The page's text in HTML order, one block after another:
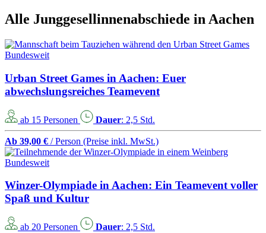
Alle Junggesellinnenabschiede in Aachen
Bundesweit
Urban Street Games in Aachen: Euer
abwechslungsreiches Teamevent
ab 15 Personen Dauer: 2,5 Std.
Ab 39,00 € / Person (Preise inkl. MwSt.)
Bundesweit
Winzer-Olympiade in Aachen: Ein Teamevent voller
Spaß und Kultur
ab 20 Personen Dauer: 2,5 Std.